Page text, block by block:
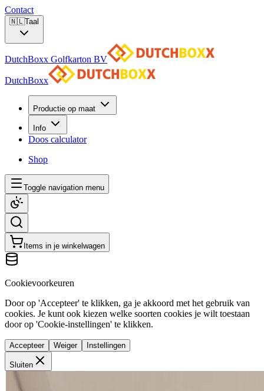
Contact
🇳🇱Taal
DutchBoxx Golfkarton BV
DutchBoxx
Productie op maat
Info
Doos calculator
Shop
Toggle navigation menu
Items in je winkelwagen
Cookievoorkeuren
Door op 'Accepteer' te klikken, ga je akkoord met het gebruik van
cookies. Je kunt ook kiezen welke soorten cookies je wilt toestaan
door op 'Cookie-instellingen' te klikken.
Accepteer Weiger Instellingen
Sluiten